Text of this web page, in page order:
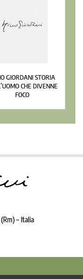
GIORDANI STORIA
CHE DIVENNE
FOCO
– Italia